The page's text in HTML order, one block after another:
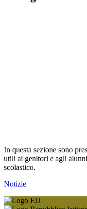
In questa sezione sono
utili ai genitori e agli
scolastico.
Notizie